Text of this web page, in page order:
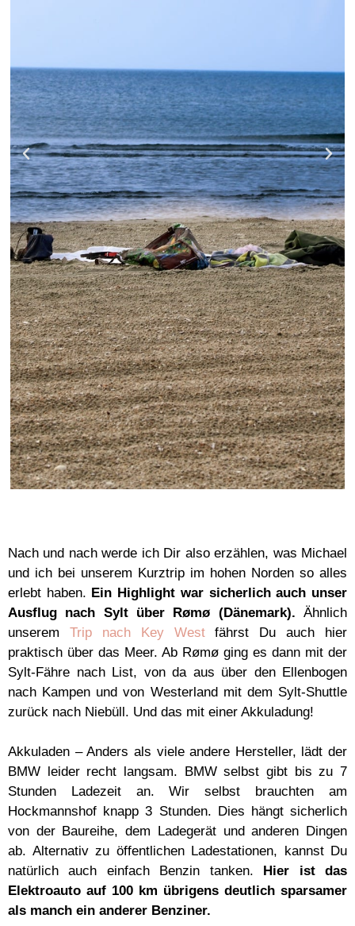
Nach und nach werde ich Dir also erzählen, was Michael
und ich bei unserem Kurztrip im hohen Norden so alles
erlebt haben. Ein Highlight war sicherlich auch unser
Ausflug nach Sylt über Rømø (Dänemark). Ähnlich
unserem Trip nach Key Westfährst Du auch hier
praktisch über das Meer. Ab Rømø ging es dann mit der
Sylt-Fähre nach List, von da aus über den Ellenbogen
nach Kampen und von Westerland mit dem Sylt-Shuttle
zurück nach Niebüll. Und das mit einer Akkuladung!
Akkuladen – Anders als viele andere Hersteller, lädt der
BMW leider recht langsam. BMW selbst gibt bis zu 7
Stunden Ladezeit an. Wir selbst brauchten am
Hockmannshof knapp 3 Stunden. Dies hängt sicherlich
von der Baureihe, dem Ladegerät und anderen Dingen
ab. Alternativ zu öffentlichen Ladestationen, kannst Du
natürlich auch einfach Benzin tanken. Hier ist das
Elektroauto auf 100 km übrigens deutlich sparsamer
als manch ein anderer Benziner.